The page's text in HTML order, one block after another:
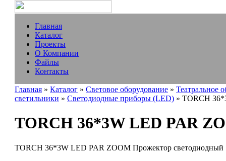
Главная
Каталог
Проекты
О Компании
Файлы
Контакты
Главная » Каталог » Световое оборудование » Театральное
светильники » Светодиодные приборы (LED) » TORCH
TORCH 36*3W LED PAR
TORCH 36*3W LED PAR ZOOM Прожектор светодиодный